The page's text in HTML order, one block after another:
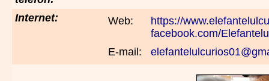
Internet: Web:
https://
facebook.com/
E-mail: